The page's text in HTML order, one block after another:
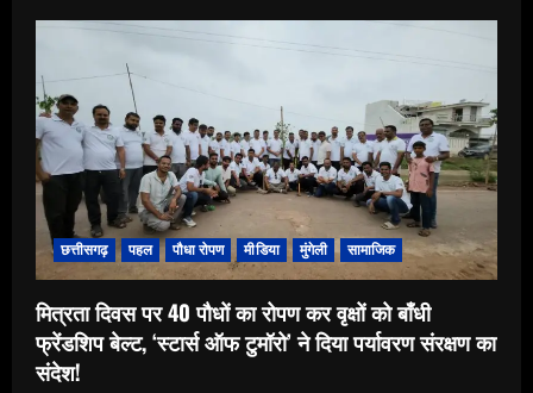
छत्तीसगढ़ पहल पौधा रोपण मीडिया मुंगेली सामाजिक
मित्रता दिवस पर 40 पौधों का रोपण कर वृक्षों को बाँधी
फ्रेंडशिप बेल्ट, ‘स्टार्स ऑफ टुमॉरो’ ने दिया पर्यावरण संरक्षण का
संदेश!